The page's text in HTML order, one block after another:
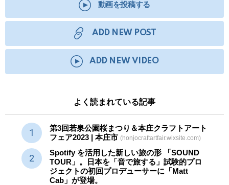
動画を投稿する
ADD NEW POST
ADD NEW VIDEO
よく読まれている記事
第3回若泉公園桜まつり＆本庄クラフトアート
フェア2023 | 本庄市 (honjocraftartfair.wixsite.com)
Spotify を活用した新しい旅の形 「SOUND
TOUR」。日本を「音で旅する」試験的プロ
ジェクトの初回プロデューサーに「Matt
Cab」が登場。